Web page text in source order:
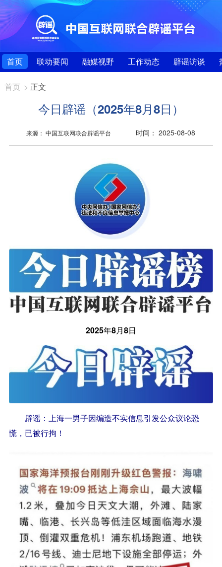
首页 联动要闻 融媒视野 工作动态 辟谣访谈
首页 > 正文
今日辟谣（2025年8月8日）
来源： 中国互联网联合辟谣平台 时间： 2025-08-08
2025年8月8日
辟谣：上海一男子因编造不实信息引发公众议论恐
慌，已被行拘！